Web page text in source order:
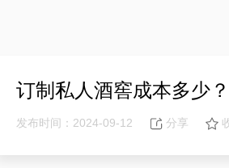
订制私人酒窖成本多少？
发布时间：2024-09-12 分享